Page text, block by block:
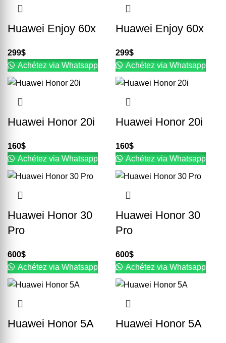
Huawei Enjoy 60x
299$
Achétez via Whatsapp
Huawei Enjoy 60x
299$
Achétez via Whatsapp
Huawei Honor 20i
160$
Achétez via Whatsapp
Huawei Honor 20i
160$
Achétez via Whatsapp
Huawei Honor 30
Pro
600$
Achétez via Whatsapp
Huawei Honor 30
Pro
600$
Achétez via Whatsapp
Huawei Honor 5A Huawei Honor 5A